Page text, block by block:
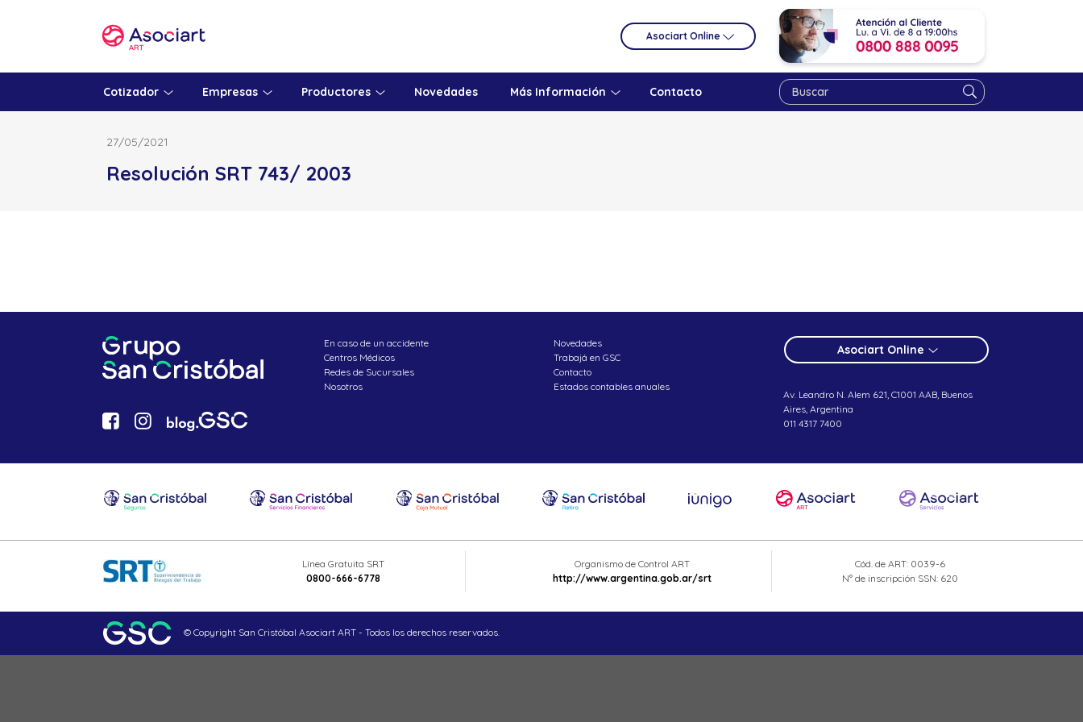
Asociart Online
Cotizador Empresas Productores Novedades Más Información Contacto
27/05/2021
Resolución SRT 743/ 2003
En caso de un accidente
Centros Médicos
Redes de Sucursales
Nosotros
Novedades
Trabajá en GSC
Contacto
Estados contables anuales
Asociart Online
Av. Leandro N. Alem 621, C1001 AAB, Buenos
Aires, Argentina
011 4317 7400
Cód. de ART: 0039-6
N° de inscripción SSN: 620
Organismo de Control ART
http://www.argentina.gob.ar/srt
Línea Gratuita SRT
0800-666-6778
© Copyright San Cristóbal Asociart ART - Todos los derechos reservados.